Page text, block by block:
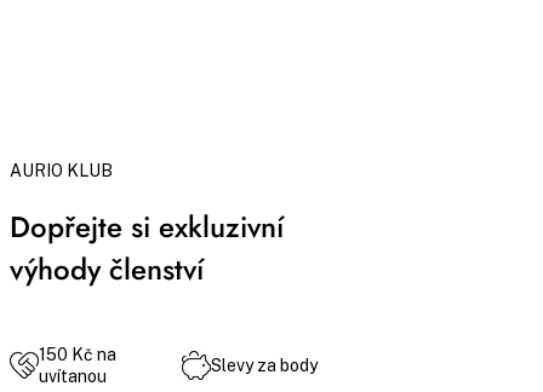
AURIO KLUB
Dopřejte si exkluzivní
výhody členství
150 Kč na
uvítanou
Slevy za body